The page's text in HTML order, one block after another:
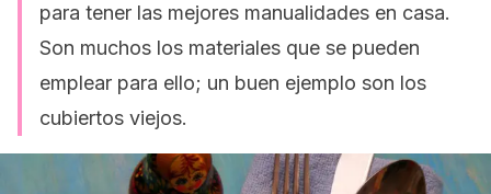
para tener las mejores manualidades en casa.
Son muchos los materiales que se pueden
emplear para ello; un buen ejemplo son los
cubiertos viejos.